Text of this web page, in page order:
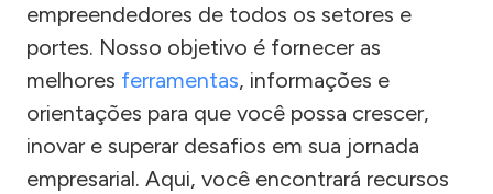
empreendedores de todos os setores e
portes. Nosso objetivo é fornecer as
melhores ferramentas, informações e
orientações para que você possa crescer,
inovar e superar desafios em sua jornada
empresarial. Aqui, você encontrará recursos